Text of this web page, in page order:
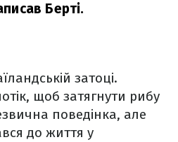
Берті.
затоці.
щоб затягнути рибу
поведінка, але
до життя у